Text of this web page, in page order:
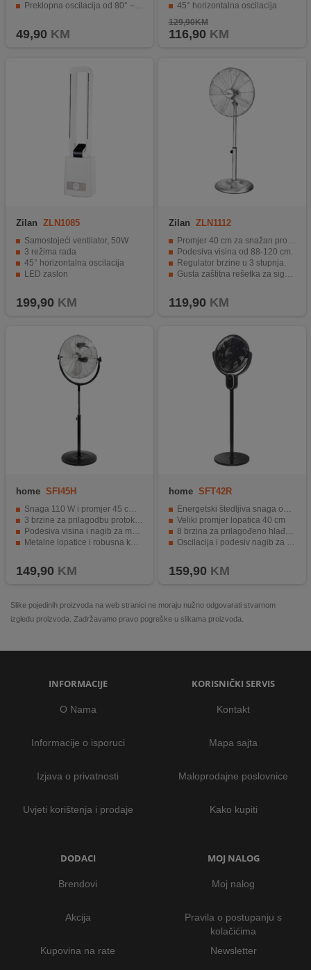
Preklopna oscilacija od 80° – ravnomjerna raspodjela zraka
49,90 KM
45° horizontalna oscilacija
LED zaslon, Daljinski upravljač
129,90KM
116,90 KM
Zilan ZLN1085
Samostojeći ventilator, 50W
3 režima rada
45° horizontalna oscilacija
LED zaslon
199,90 KM
Zilan ZLN1112
Promjer 40 cm za snažan protok zraka.
Podesiva visina od 88-120 cm.
Regulator brzine u 3 stupnja.
Gusta zaštitna rešetka za sigurnost.
119,90 KM
home SFI45H
Snaga 110 W i promjer 45 cm za efikasno hlađenje
3 brzine za prilagodbu protoka zraka
Podesiva visina i nagib za maksimalnu udobnost
Metalne lopatice i robusna konstrukcija
149,90 KM
home SFT42R
Energetski štedljiva snaga od 25 W
Veliki promjer lopatica 40 cm
8 brzina za prilagođeno hlađenje
Oscilacija i podesiv nagib za potpunu pokrivenost
159,90 KM
Slike pojedinih proizvoda na web stranici ne moraju nužno odgovarati stvarnom
izgledu proizvoda. Zadržavamo pravo pogreške u slikama proizvoda.
INFORMACIJE
O Nama
Informacije o isporuci
Izjava o privatnosti
Uvjeti korištenja i prodaje
KORISNIČKI SERVIS
Kontakt
Mapa sajta
Maloprodajne poslovnice
Kako kupiti
DODACI
Brendovi
Akcija
Kupovina na rate
MOJ NALOG
Moj nalog
Pravila o postupanju s
kolačićima
Newsletter